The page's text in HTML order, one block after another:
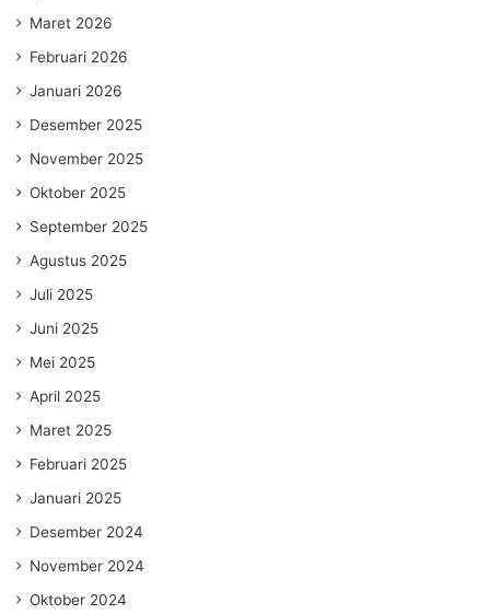
Maret 2026
Februari 2026
Januari 2026
Desember 2025
November 2025
Oktober 2025
September 2025
Agustus 2025
Juli 2025
Juni 2025
Mei 2025
April 2025
Maret 2025
Februari 2025
Januari 2025
Desember 2024
November 2024
Oktober 2024